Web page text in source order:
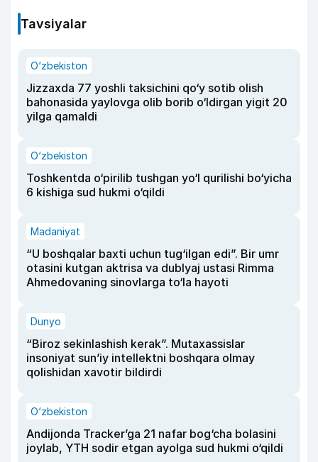
Tavsiyalar
O‘zbekiston
Jizzaxda 77 yoshli taksichini qo‘y sotib olish
bahonasida yaylovga olib borib o‘ldirgan yigit 20
yilga qamaldi
O‘zbekiston
Toshkentda o‘pirilib tushgan yo‘l qurilishi bo‘yicha
6 kishiga sud hukmi o‘qildi
Madaniyat
“U boshqalar baxti uchun tug‘ilgan edi”. Bir umr
otasini kutgan aktrisa va dublyaj ustasi Rimma
Ahmedovaning sinovlarga to‘la hayoti
Dunyo
“Biroz sekinlashish kerak”. Mutaxassislar
insoniyat sun’iy intellektni boshqara olmay
qolishidan xavotir bildirdi
O‘zbekiston
Andijonda Tracker’ga 21 nafar bog‘cha bolasini
joylab, YTH sodir etgan ayolga sud hukmi o‘qildi